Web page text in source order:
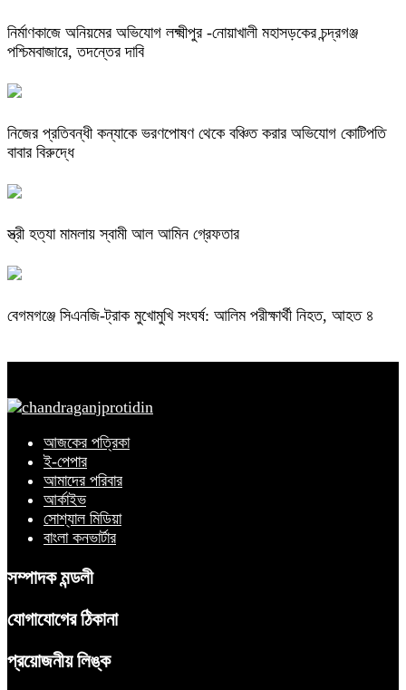
নির্মাণকাজে অনিয়মের অভিযোগ লক্ষ্মীপুর -নোয়াখালী মহাসড়কের চন্দ্রগঞ্জ
পশ্চিমবাজারে, তদন্তের দাবি
নিজের প্রতিবন্ধী কন্যাকে ভরণপোষণ থেকে বঞ্চিত করার অভিযোগ কোটিপতি
বাবার বিরুদ্ধে
স্ত্রী হত্যা মামলায় স্বামী আল আমিন গ্রেফতার
বেগমগঞ্জে সিএনজি-ট্রাক মুখোমুখি সংঘর্ষ: আলিম পরীক্ষার্থী নিহত, আহত ৪
আজকের পত্রিকা
ই-পেপার
আমাদের পরিবার
আর্কাইভ
সোশ্যাল মিডিয়া
বাংলা কনভার্টার
সম্পাদক মন্ডলী
যোগাযোগের ঠিকানা
প্রয়োজনীয় লিঙ্ক